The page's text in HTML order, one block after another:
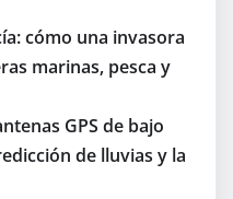
cómo una invasora
marinas, pesca y
GPS de bajo
de lluvias y la